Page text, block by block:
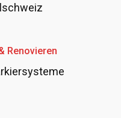
Renovieren